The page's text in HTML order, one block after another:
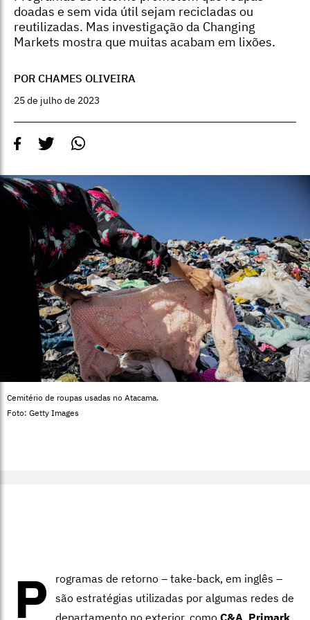
doadas e sem vida útil sejam recicladas ou
reutilizadas. Mas investigação da Changing
Markets mostra que muitas acabam em lixões.
POR CHAMES OLIVEIRA
25 de julho de 2023
Cemitério de roupas usadas no Atacama.
Foto: Getty Images
P
rogramas de retorno – take-back, em inglês –
são estratégias utilizadas por algumas redes de
departamento no exterior, como C&A Primark